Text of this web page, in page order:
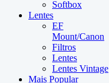
Softbox
Lentes
EF
Mount/Canon
Filtros
Lentes
Lentes Vintage
Mais Popular